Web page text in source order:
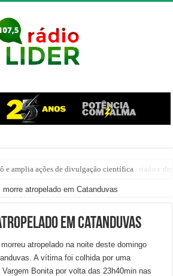
e amplia ações de divulgação científica
mais de 100 km, paga aluguel adiantado e
morre atropelado em Catanduvas
em Catanduvas
atropelado na noite deste domingo
A vítima foi colhida por uma
Bonita por volta das 23h40min nas